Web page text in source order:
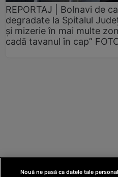
REPORTAJ | Bolnavi de
degradate la Spitalul
și mizerie în mai multe
cadă tavanul în cap”
Nouă ne pasă ca datele tale